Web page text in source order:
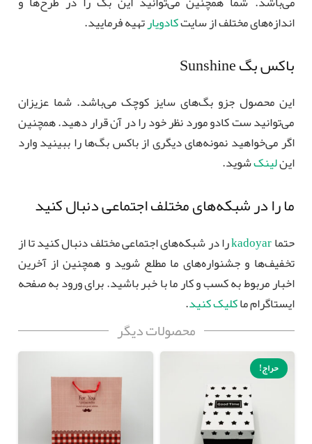
اندازه‌های مختلف از سایتکادویارتهیه فرمایید.
باکس بگ Sunshine
این محصول جزو بگ‌های سایز کوچک می‌باشد. شما عزیزان
می‌توانید ست کادو مورد نظر خود را در آن قرار دهید. همچنین
اگر می‌خواهید نمونه‌های دیگری از باکس بگ‌ها را ببینید وارد
اینلینکشوید.
ما را در شبکه‌های مختلف اجتماعی دنبال کنید
حتماkadoyarرا در شبکه‌های اجتماعی مختلف دنبال کنید تا از
تخفیف‌ها و جشنواره‌های ما مطلع شوید و همچنین از آخرین
اخبار مربوط به کسب و کار ما با خبر باشید. برای ورود به صفحه
ایستاگرام ماکلیک کنید.
محصولات دیگر
حراج!